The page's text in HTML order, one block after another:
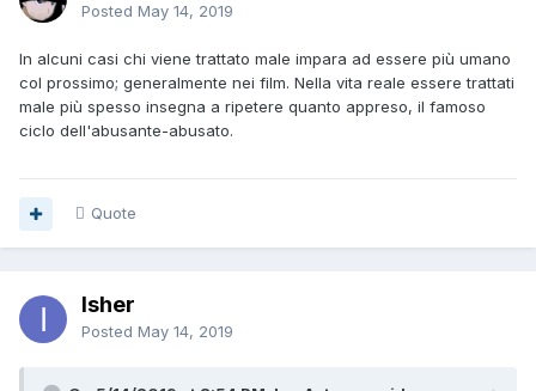
Posted May 14, 2019
In alcuni casi chi viene trattato male impara ad essere più umano
col prossimo; generalmente nei film. Nella vita reale essere trattati
male più spesso insegna a ripetere quanto appreso, il famoso
ciclo dell'abusante-abusato.
Quote
Isher
Posted May 14, 2019